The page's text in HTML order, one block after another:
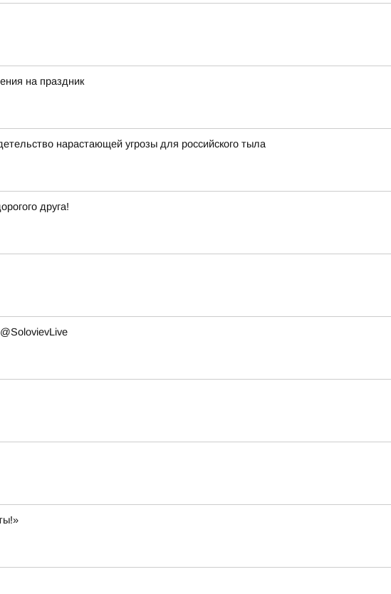
на праздник
нарастающей угрозы для российского тыла
друга!